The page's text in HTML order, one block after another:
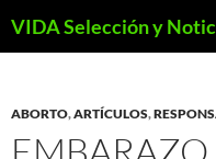
VIDA Selección y
ABORTO,ARTÍCULOS,